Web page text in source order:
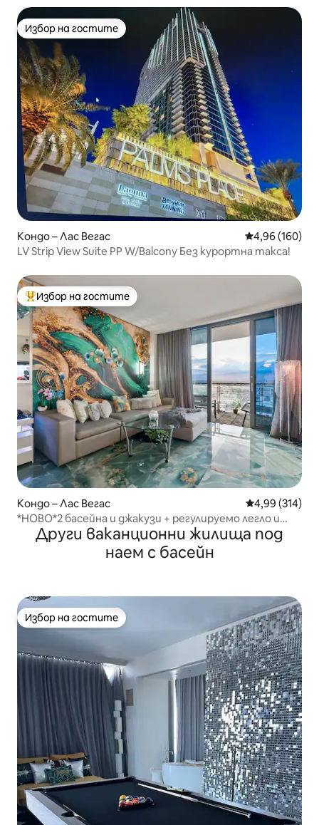
Избор на гостите
Избор на гостите
Кондо – Лас Вегас Средна
4,96 (160)
LV Strip View Suite PP W/Balcony Без курортна такса!
Най-популярен избор на гостите
Избор на гостите
Кондо – Лас Вегас Средна
4,99 (314)
*НОВО*2 басейна и джакузи + регулируемо легло и
масажен стол
Други ваканционни жилища под
наем с басейн
Избор на гостите
Избор на гостите